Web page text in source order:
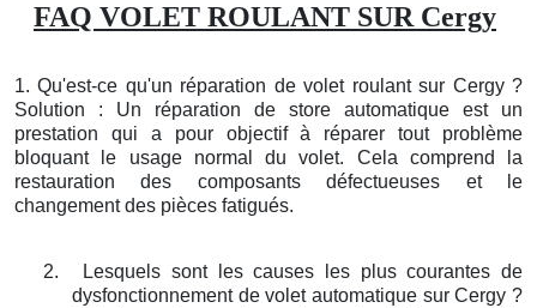
FAQ VOLET ROULANT SUR Cergy
1. Qu'est-ce qu'un réparation de volet roulant sur Cergy ?
Solution : Un réparation de store automatique est un
prestation qui a pour objectif à réparer tout problème
bloquant le usage normal du volet. Cela comprend la
restauration des composants défectueuses et le
changement des pièces fatigués.
2.
Lesquels sont les causes les plus courantes de
dysfonctionnement de volet automatique sur Cergy ?